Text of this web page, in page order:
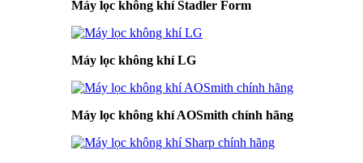
Máy lọc không khí Stadler Form
Máy lọc không khí LG
Máy lọc không khí AOSmith chính hãng